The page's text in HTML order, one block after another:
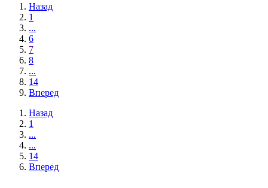
Назад
1
...
6
7
8
...
14
Вперед
Назад
1
...
...
14
Вперед